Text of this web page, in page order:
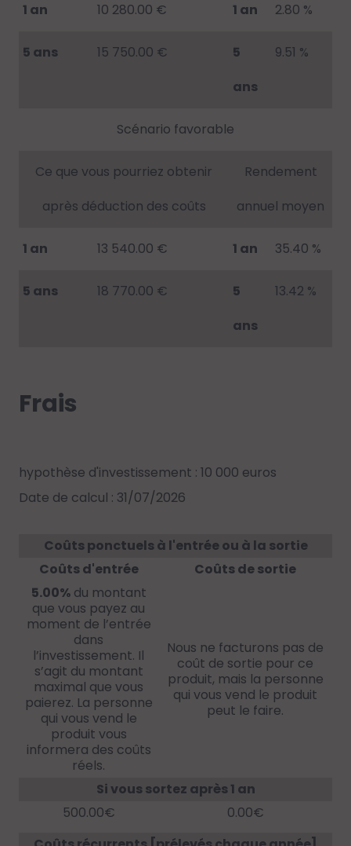
1 an 10 280.00 € 1 an 2.80 %
5 ans 15 750.00 €
5
ans
9.51 %
Scénario favorable
Ce que vous pourriez obtenir
après déduction des coûts
Rendement
annuel moyen
1 an 13 540.00 € 1 an 35.40 %
5 ans 18 770.00 €
5
ans
13.42 %
Frais
hypothèse d'investissement : 10 000 euros
Date de calcul : 31/07/2026
Coûts ponctuels à l'entrée ou à la sortie
Coûts d'entrée
Coûts de sortie
5.00%du montant
que vous payez au
moment de l’entrée
dans
l’investissement. Il
s’agit du montant
maximal que vous
paierez. La personne
qui vous vend le
produit vous
informera des coûts
réels.
Nous ne facturons pas de
coût de sortie pour ce
produit, mais la personne
qui vous vend le produit
peut le faire.
Si vous sortez après 1 an
500.00€
0.00€